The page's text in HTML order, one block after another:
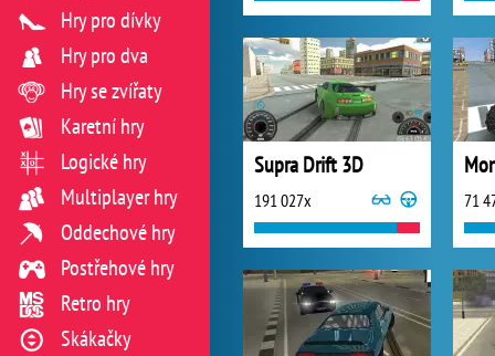
Supra Drift 3D
191 027x 71
Hry pro dívky
Hry pro dva
Hry se zvířaty
Karetní hry
Logické hry
Multiplayer hry
Oddechové hry
Postřehové hry
Retro hry
Skákačky